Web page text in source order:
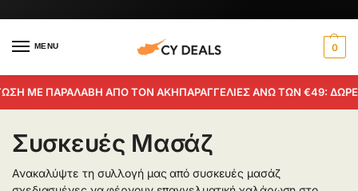
MENU 0
ΠΑΡΑΛΑΒΗ ΑΠΟ ΤΟΝ ΑΚΗΠΑΡΑΓΓΕΛΙΕΣ ΑΝΩ ΤΩΝ €49: ΔΩΡΕΑΝ
Συσκευές Μασάζ
Ανακαλύψτε τη συλλογή μας από συσκευές μασάζ